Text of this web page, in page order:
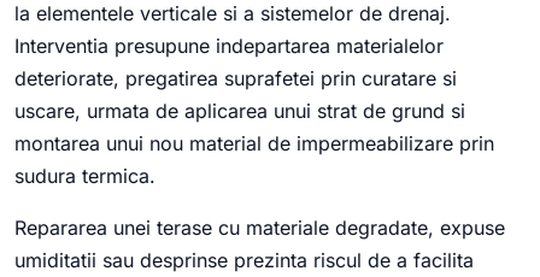
la elementele verticale si a sistemelor de drenaj.
Interventia presupune indepartarea materialelor
deteriorate, pregatirea suprafetei prin curatare si
uscare, urmata de aplicarea unui strat de grund si
montarea unui nou material de impermeabilizare prin
sudura termica.
Repararea unei terase cu materiale degradate, expuse
umiditatii sau desprinse prezinta riscul de a facilita